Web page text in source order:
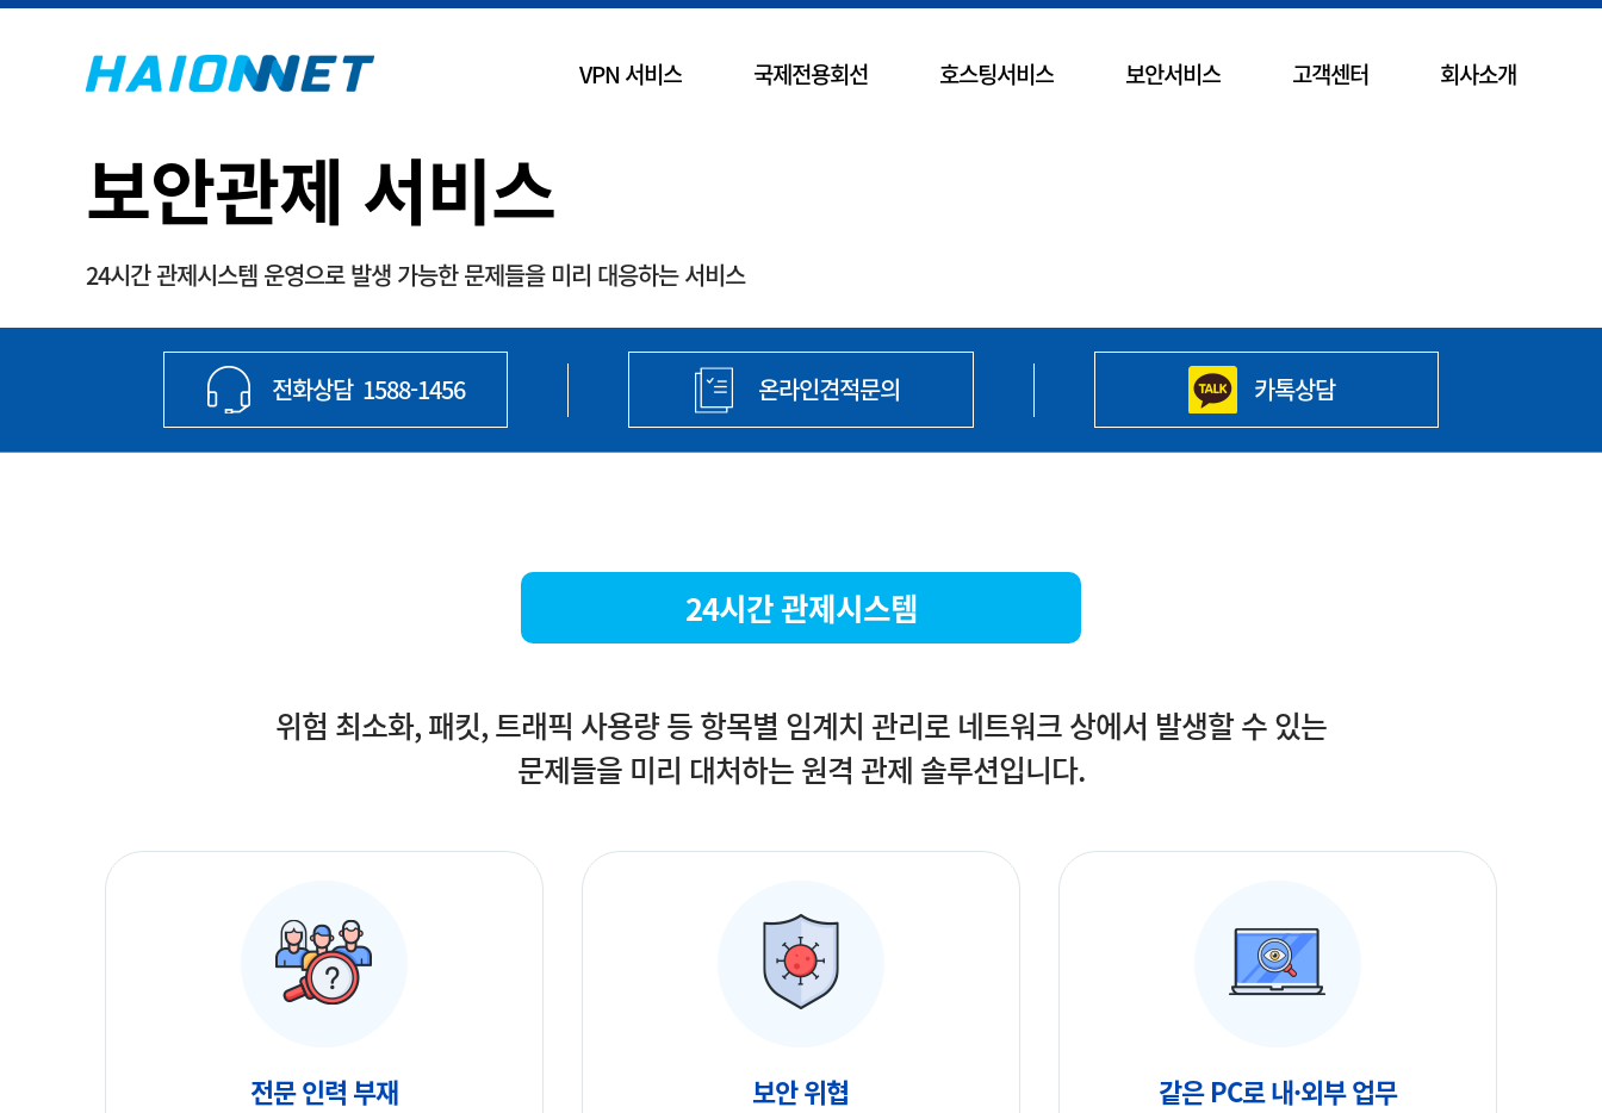
VPN 서비스 국제전용회선 호스팅서비스 보안서비스 고객센터 회사소개
보안관제 서비스
24시간 관제시스템 운영으로 발생 가능한 문제들을 미리 대응하는 서비스
전화상담 1588-1456 온라인견적문의 카톡상담
24시간 관제시스템
위험 최소화, 패킷, 트래픽 사용량 등 항목별 임계치 관리로 네트워크 상에서 발생할 수 있는
문제들을 미리 대처하는 원격 관제 솔루션입니다.
전문 인력 부재 보안 위협 같은 PC로 내·외부 업무